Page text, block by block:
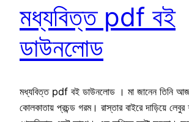
মধ্যবিত্ত pdf বই
ডাউনলোড
মধ্যবিত্ত pdf বই ডাউনলোড । মা জানেন তিনি আজ
কোলকাতায় প্রচন্ড গরম। রাস্তার বাইরে দাড়িয়ে